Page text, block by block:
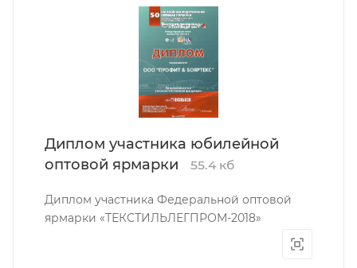
Диплом участника юбилейной
оптовой ярмарки
55.4 кб
Диплом участника Федеральной оптовой
ярмарки «ТЕКСТИЛЬЛЕГПРОМ-2018»